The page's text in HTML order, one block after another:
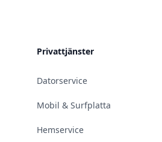
Privattjänster
Datorservice
Mobil & Surfplatta
Hemservice